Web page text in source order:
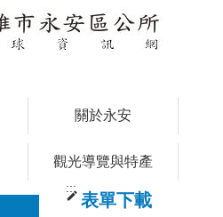
關於永安
觀光導覽與特產
:::
表單下載